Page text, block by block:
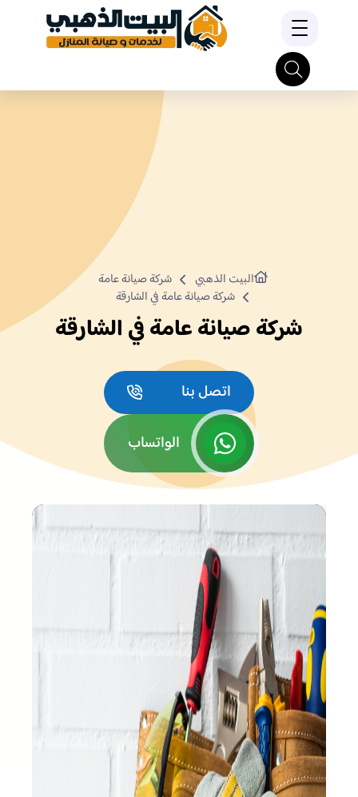
البيت الذهبي
شركة صيانة عامة
شركة صيانة عامة في الشارقة
شركة صيانة عامة في الشارقة
اتصل بنا
الواتساب